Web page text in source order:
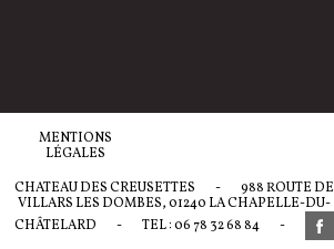
MENTIONS
LÉGALES
CHATEAU DES CREUSETTES -
988 ROUTE DE
VILLARS LES DOMBES, 01240 LA CHAPELLE-DU-
CHÂTELARD
- TEL : 06 78 32 68 84 -